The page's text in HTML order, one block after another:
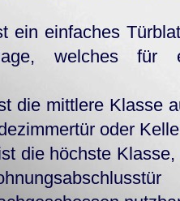
ein einfaches
welches für
die mittlere Klasse
oder
die höchste